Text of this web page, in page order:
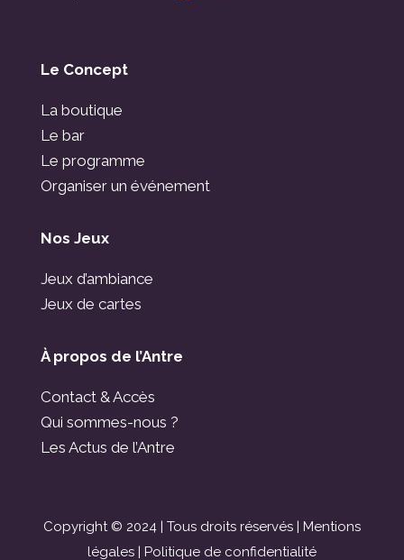
Le Concept
La boutique
Le bar
Le programme
Organiser un événement
Nos Jeux
Jeux d’ambiance
Jeux de cartes
À propos de l’Antre
Contact & Accès
Qui sommes-nous ?
Les Actus de l’Antre
Copyright © 2024 | Tous droits réservés | Mentions
légales| Politique de confidentialité